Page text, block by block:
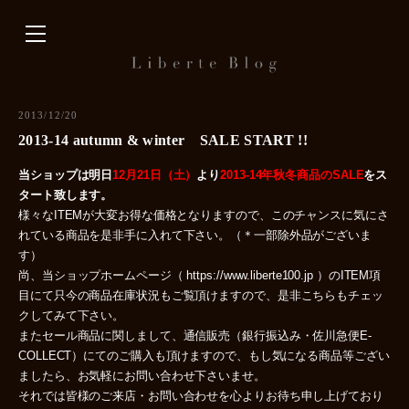
プ
2013/12/20
2013-14 autumn & winter SALE START !!
当ショップは明日12月21日（土） より2013-14年秋冬商品のSALEをス
タート致します。
様々なITEMが大変お得な価格となりますので、このチャンスに気にさ
れている商品を是非手に入れて下さい。（＊一部除外品がございま
す）
尚、当ショップホームページ（ https://www.liberte100.jp ）のITEM項
目にて只今の商品在庫状況もご覧頂けますので、是非こちらもチェッ
クしてみて下さい。
またセール商品に関しまして、通信販売（銀行振込み・佐川急便E-
COLLECT）にてのご購入も頂けますので、もし気になる商品等ござい
ましたら、お気軽にお問い合わせ下さいませ。
それでは皆様のご来店・お問い合わせを心よりお待ち申し上げており